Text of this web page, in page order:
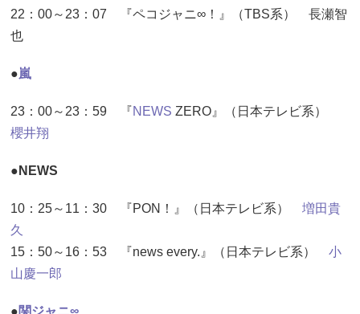
22：00～23：07 『ペコジャニ∞！』（TBS系） 長瀬智
也
●嵐
23：00～23：59 『NEWS ZERO』（日本テレビ系）
櫻井翔
●NEWS
10：25～11：30 『PON！』（日本テレビ系） 増田貴
久
15：50～16：53 『news every.』（日本テレビ系） 小
山慶一郎
●関ジャニ∞